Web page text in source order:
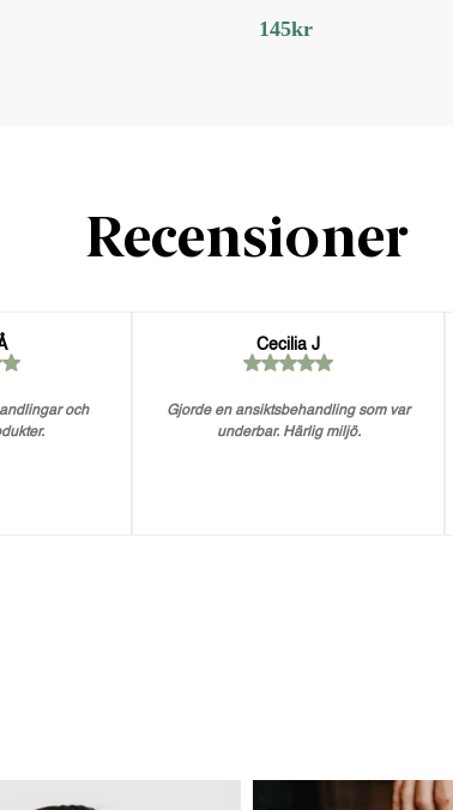
145kr
Recensioner
och
Cecilia J
Gjorde en ansiktsbehandling som var
underbar. Härlig miljö.